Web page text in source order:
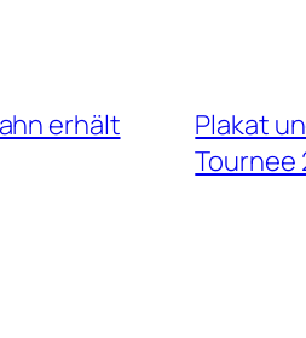
erhält
Plakat
Tournee